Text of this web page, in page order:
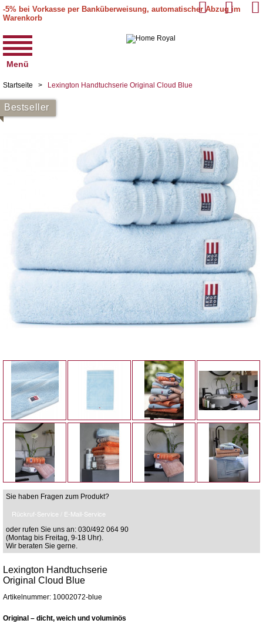
-5% bei Vorkasse per Banküberweisung, automatischer Abzug im
Warenkorb
Menü
Startseite > Lexington Handtuchserie Original Cloud Blue
Bestseller
Sie haben Fragen zum Produkt?
Rückruf-Service / E-Mail-Service
oder rufen Sie uns an: 030/492 064 90
(Montag bis Freitag, 9-18 Uhr).
Wir beraten Sie gerne.
Lexington Handtuchserie
Original Cloud Blue
Artikelnummer: 10002072-blue
Original – dicht, weich und voluminös